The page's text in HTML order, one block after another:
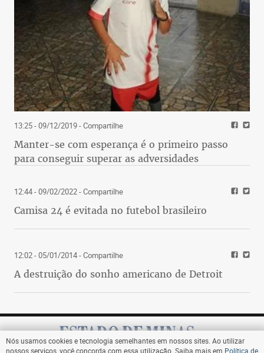
13:25 - 09/12/2019- Compartilhe
Manter-se com esperança é o primeiro passo
para conseguir superar as adversidades
12:44 - 09/02/2022- Compartilhe
Camisa 24 é evitada no futebol brasileiro
12:02 - 05/01/2014- Compartilhe
A destruição do sonho americano de Detroit
Nós usamos cookies e tecnologia semelhantes em nossos sites. Ao utilizar
nossos serviços, você concorda com essa utilização. Saiba mais em Política de